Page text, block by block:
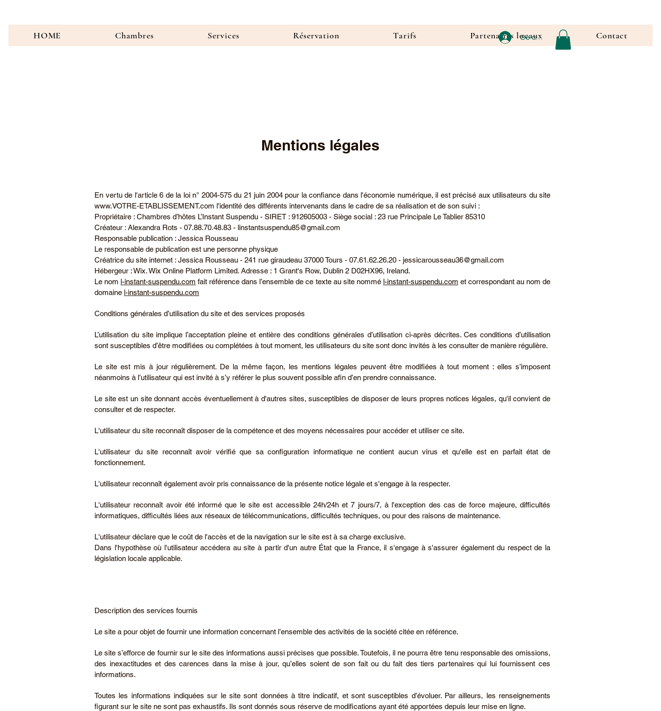
HOME Chambres Services Réservation Tarifs Partenaires locaux Contact
Se connecter
Mentions légales
En vertu de l'article 6 de la loi n° 2004-575 du 21 juin 2004 pour la confiance dans l'économie numérique, il est précisé aux utilisateurs du site
www.VOTRE-ETABLISSEMENT.com l'identité des différents intervenants dans le cadre de sa réalisation et de son suivi :
Propriétaire : Chambres d’hôtes L’Instant Suspendu - SIRET : 912605003 - Siège social : 23 rue Principale Le Tablier 85310
Créateur : Alexandra Rots - 07.88.70.48.83 - linstantsuspendu85@gmail.com
Responsable publication : Jessica Rousseau
Le responsable de publication est une personne physique
Créatrice du site internet : Jessica Rousseau - 241 rue giraudeau 37000 Tours - 07.61.62.26.20 - jessicarousseau36@gmail.com
Hébergeur : Wix. Wix Online Platform Limited. Adresse : 1 Grant's Row, Dublin 2 D02HX96, Ireland.
Le nom l-instant-suspendu.com fait référence dans l’ensemble de ce texte au site nommé l-instant-suspendu.com et correspondant au nom de
domaine l-instant-suspendu.com
Conditions générales d’utilisation du site et des services proposés
L’utilisation du site implique l’acceptation pleine et entière des conditions générales d’utilisation ci-après décrites. Ces conditions d’utilisation
sont susceptibles d’être modifiées ou complétées à tout moment, les utilisateurs du site sont donc invités à les consulter de manière régulière.
Le site est mis à jour régulièrement. De la même façon, les mentions légales peuvent être modifiées à tout moment : elles s’imposent
néanmoins à l’utilisateur qui est invité à s’y référer le plus souvent possible afin d’en prendre connaissance.
Le site est un site donnant accès éventuellement à d'autres sites, susceptibles de disposer de leurs propres notices légales, qu'il convient de
consulter et de respecter.
L'utilisateur du site reconnaît disposer de la compétence et des moyens nécessaires pour accéder et utiliser ce site.
L'utilisateur du site reconnaît avoir vérifié que sa configuration informatique ne contient aucun virus et qu'elle est en parfait état de
fonctionnement.
L'utilisateur reconnaît également avoir pris connaissance de la présente notice légale et s'engage à la respecter.
L'utilisateur reconnaît avoir été informé que le site est accessible 24h/24h et 7 jours/7, à l'exception des cas de force majeure, difficultés
informatiques, difficultés liées aux réseaux de télécommunications, difficultés techniques, ou pour des raisons de maintenance.
L'utilisateur déclare que le coût de l'accès et de la navigation sur le site est à sa charge exclusive.
Dans l'hypothèse où l'utilisateur accédera au site à partir d'un autre État que la France, il s'engage à s'assurer également du respect de la
législation locale applicable.
Description des services fournis
Le site a pour objet de fournir une information concernant l’ensemble des activités de la société citée en référence.
Le site s’efforce de fournir sur le site des informations aussi précises que possible. Toutefois, il ne pourra être tenu responsable des omissions,
des inexactitudes et des carences dans la mise à jour, qu’elles soient de son fait ou du fait des tiers partenaires qui lui fournissent ces
informations.
Toutes les informations indiquées sur le site sont données à titre indicatif, et sont susceptibles d’évoluer. Par ailleurs, les renseignements
figurant sur le site ne sont pas exhaustifs. Ils sont donnés sous réserve de modifications ayant été apportées depuis leur mise en ligne.